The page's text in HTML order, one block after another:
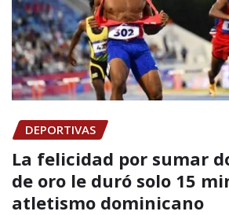
DEPORTIVAS
La felicidad por sumar
de oro le duró solo 15
atletismo dominicano